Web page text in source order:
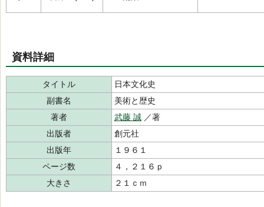
資料詳細
タイトル
日本文化史
副書名
美術と歴史
著者
武藤 誠 ／著
出版者
創元社
出版年
１９６１
ページ数
４，２１６ｐ
大きさ
２１ｃｍ